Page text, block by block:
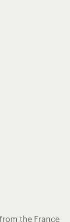
from the France